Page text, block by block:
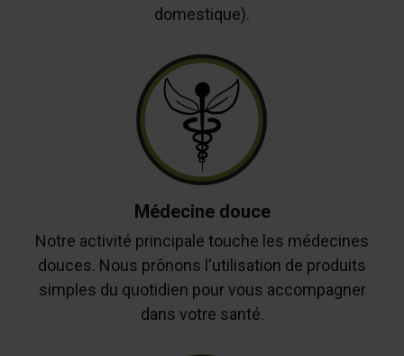
domestique).
Médecine douce
Notre activité principale touche les médecines
douces. Nous prônons l'utilisation de produits
simples du quotidien pour vous accompagner
dans votre santé.